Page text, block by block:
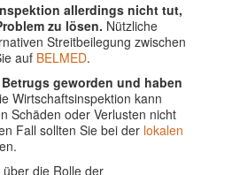
allerdings nicht tut,
zu lösen. Nützliche
Streitbeilegung zwischen
auf BELMED.
geworden und haben
Wirtschaftsinspektion kann
Schäden oder Verlusten nicht
Fall sollten Sie bei der lokalen
die Rolle der